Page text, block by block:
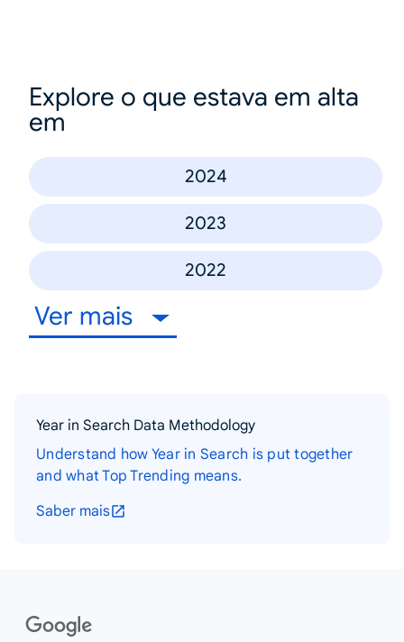
Explore o que estava em alta
em
2024
2023
2022
Ver mais
Year in Search Data Methodology
Understand how Year in Search is put together
and what Top Trending means.
Saber mais